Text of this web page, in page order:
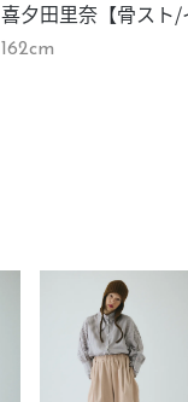
喜夕田里奈【骨スト/
162cm